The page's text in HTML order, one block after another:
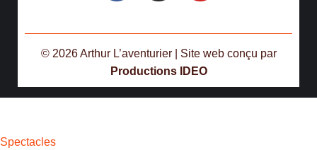
© 2026 Arthur L’aventurier | Site web conçu par
Productions IDEO
Spectacles